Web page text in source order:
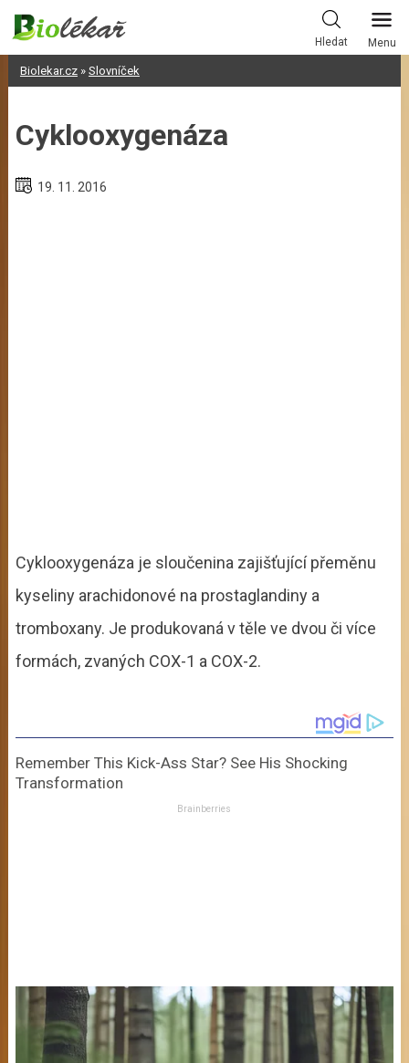
Skip
content
Hledat Menu
Biolekar.cz» Slovníček
Cyklooxygenáza
19. 11. 2016
Cyklooxygenáza je sloučenina zajišťující přeměnu
kyseliny arachidonové na prostaglandiny a
tromboxany. Je produkovaná v těle ve dvou či více
formách, zvaných COX-1 a COX-2.
Remember This Kick-Ass Star? See His Shocking
Transformation
Brainberries